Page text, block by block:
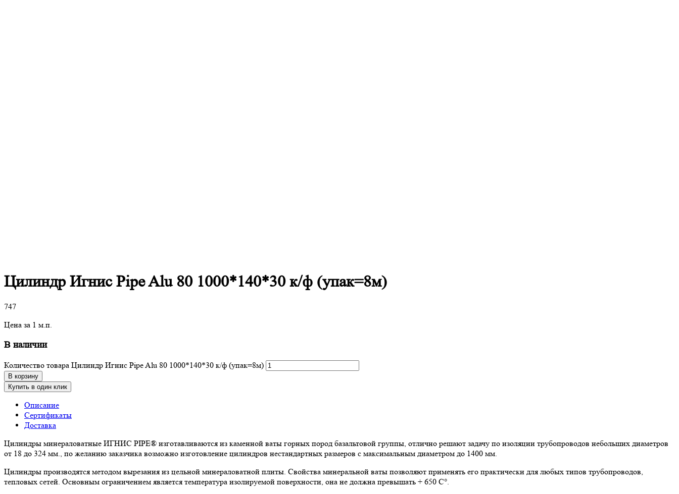
Цилиндр Игнис Pipe Alu 80 1000*140*30 к/ф (упак=8м)
747
Цена за 1 м.п.
В наличии
Количество товара Цилиндр Игнис Pipe Alu 80 1000*140*30 к/ф (упак=8м)
В корзину
Купить в один клик
Описание
Сертификаты
Доставка
Цилиндры минераловатные ИГНИС PIPE® изготавливаются из каменной ваты горных пород базальтовой группы, отлично решают задачу по изоляции трубопроводов небольших диаметров
от 18 до 324 мм., по желанию заказчика возможно изготовление цилиндров нестандартных размеров с максимальным диаметром до 1400 мм.
Цилиндры производятся методом вырезания из цельной минераловатной плиты. Свойства минеральной ваты позволяют применять его практически для любых типов трубопроводов,
тепловых сетей. Основным ограничением является температура изолируемой поверхности, она не должна превышать + 650 C°.